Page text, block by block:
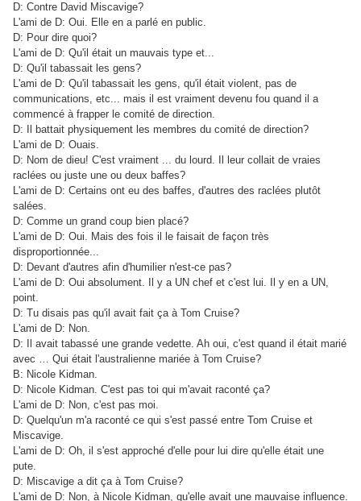
D: Contre David Miscavige?
L'ami de D: Oui. Elle en a parlé en public.
D: Pour dire quoi?
L'ami de D: Qu'il était un mauvais type et...
D: Qu'il tabassait les gens?
L'ami de D: Qu'il tabassait les gens, qu'il était violent, pas de
communications, etc... mais il est vraiment devenu fou quand il a
commencé à frapper le comité de direction.
D: Il battait physiquement les membres du comité de direction?
L'ami de D: Ouais.
D: Nom de dieu! C'est vraiment ... du lourd. Il leur collait de vraies
raclées ou juste une ou deux baffes?
L'ami de D: Certains ont eu des baffes, d'autres des raclées plutôt
salées.
D: Comme un grand coup bien placé?
L'ami de D: Oui. Mais des fois il le faisait de façon très
disproportionnée...
D: Devant d'autres afin d'humilier n'est-ce pas?
L'ami de D: Oui absolument. Il y a UN chef et c'est lui. Il y en a UN,
point.
D: Tu disais pas qu'il avait fait ça à Tom Cruise?
L'ami de D: Non.
D: Il avait tabassé une grande vedette. Ah oui, c'est quand il était marié
avec … Qui était l'australienne mariée à Tom Cruise?
B: Nicole Kidman.
D: Nicole Kidman. C'est pas toi qui m'avait raconté ça?
L'ami de D: Non, c'est pas moi.
D: Quelqu'un m'a raconté ce qui s'est passé entre Tom Cruise et
Miscavige.
L'ami de D: Oh, il s'est approché d'elle pour lui dire qu'elle était une
pute.
D: Miscavige a dit ça à Tom Cruise?
L'ami de D: Non, à Nicole Kidman, qu'elle avait une mauvaise influence.